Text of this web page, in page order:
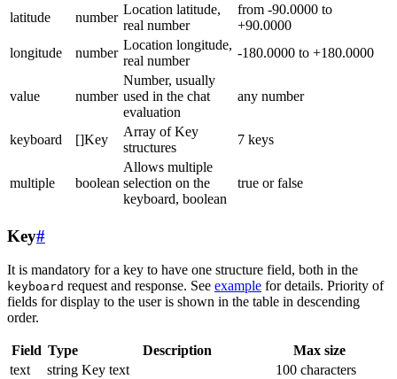
latitude
number
Location latitude,
real number
from -90.0000 to
+90.0000
longitude
number
Location longitude,
real number
-180.0000 to +180.0000
value number
Number, usually
used in the chat
evaluation
any number
keyboard []Key
Array of Key
structures
7 keys
multiple boolean
Allows multiple
selection on the
keyboard, boolean
true or false
Key#
It is mandatory for a key to have one structure field, both in the
keyboard request and response. See example for details. Priority of
fields for display to the user is shown in the table in descending
order.
Field Type Description
Max size
text
string Key text
100 characters